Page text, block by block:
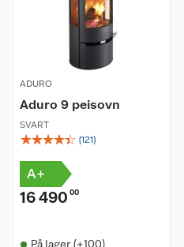
ADURO
Aduro 9 peisovn
SVART
☆☆☆☆☆ (121)
A+
16 490 00
På lager (+100)